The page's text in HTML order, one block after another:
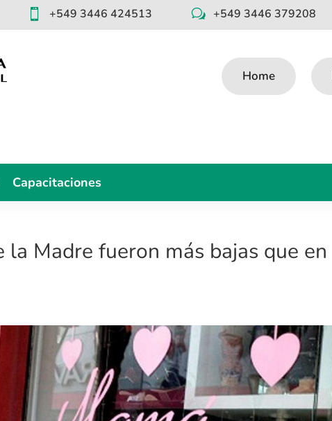
 +549 3446 424513 w +549 3446 379208
Home
Capacitaciones
la Madre fueron más bajas que en